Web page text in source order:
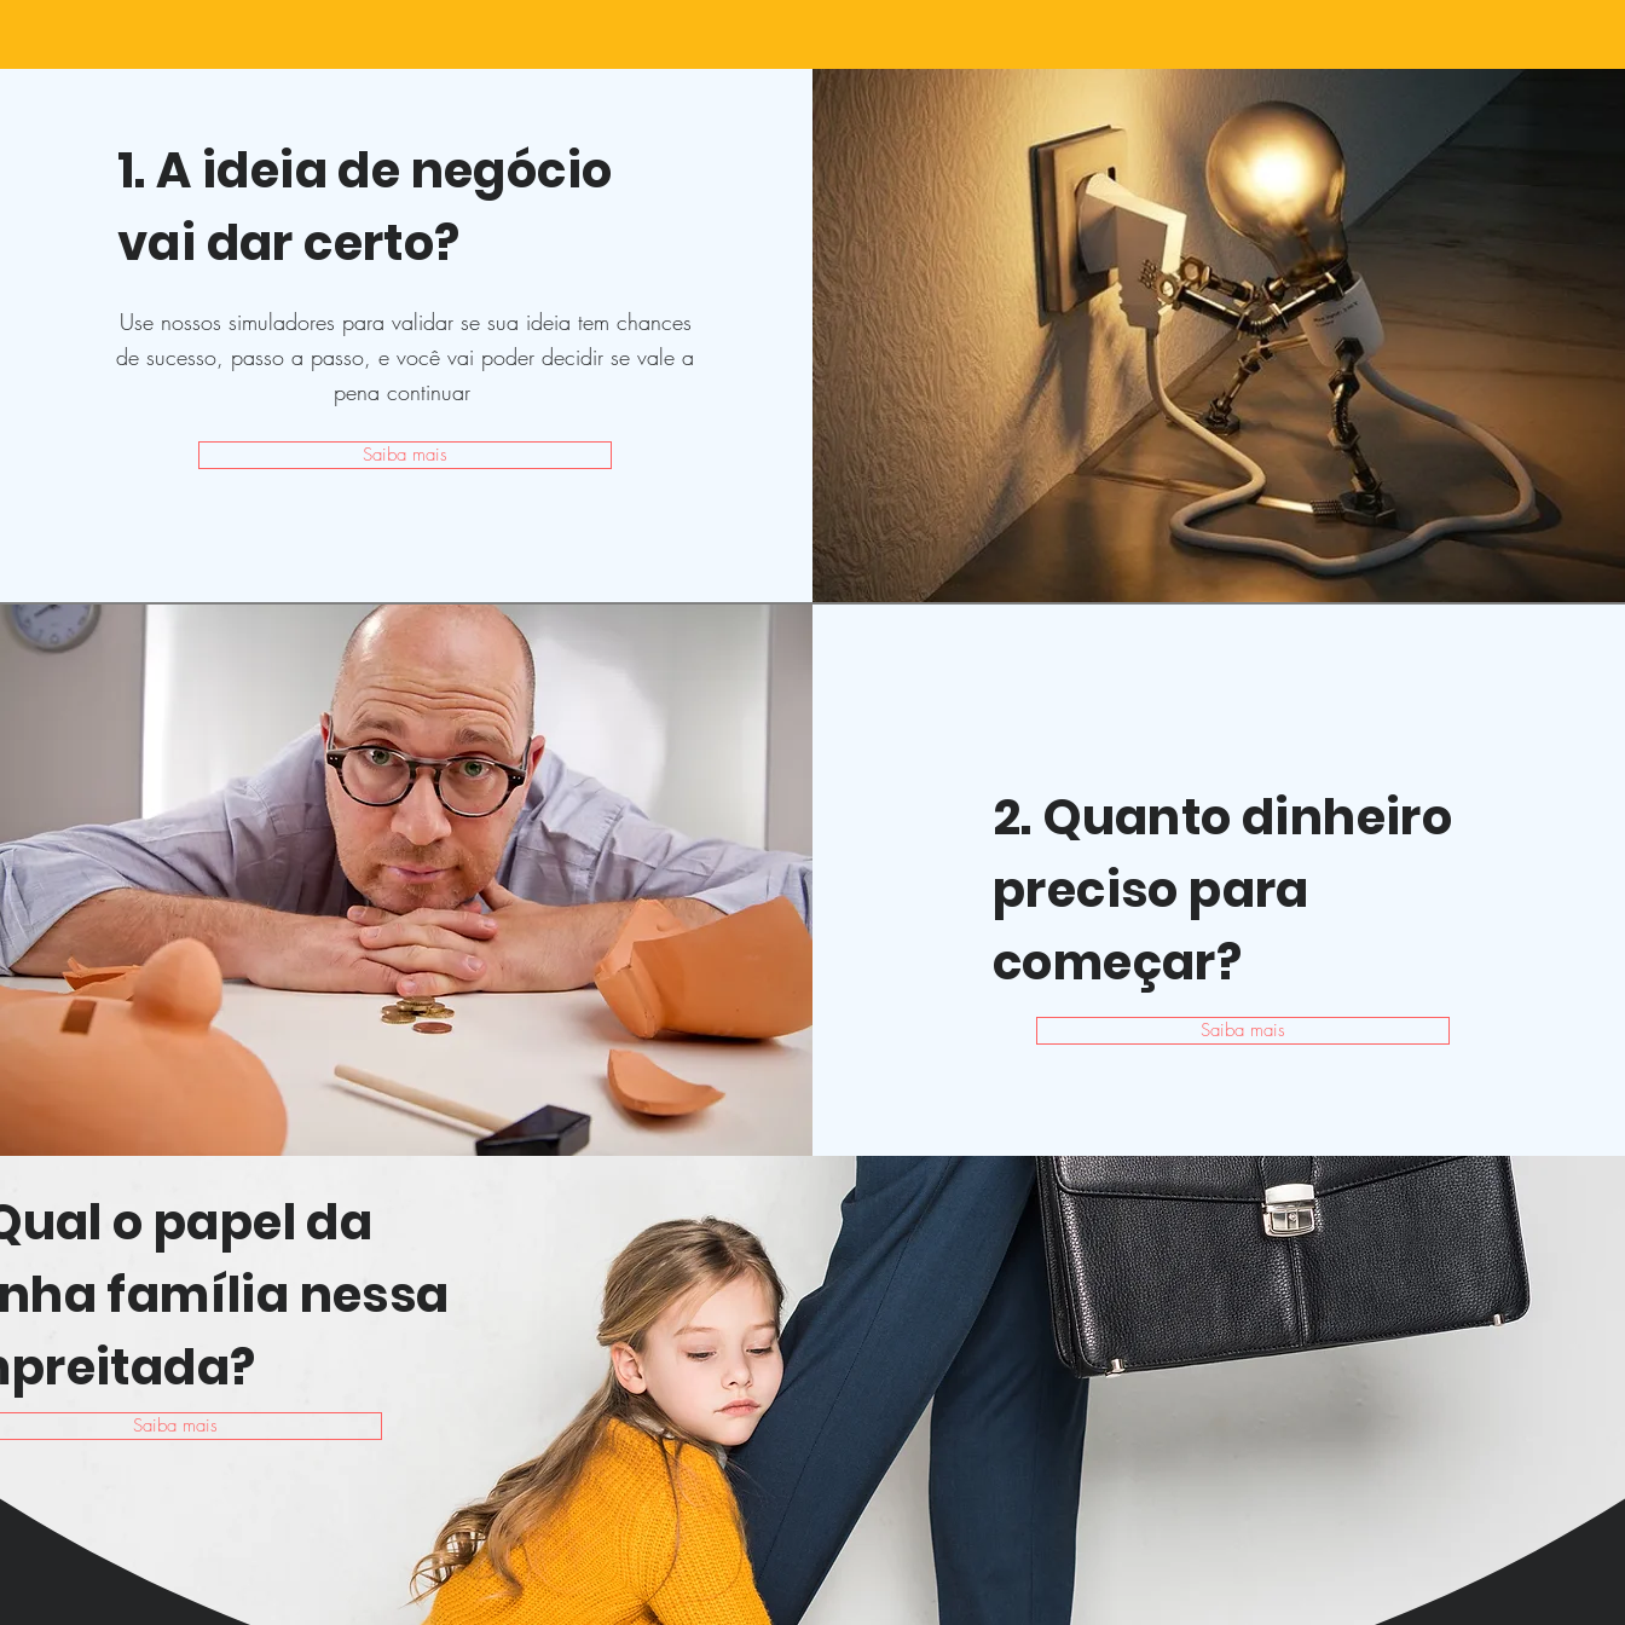
Read More
1. A ideia de negócio
vai dar certo?
Use nossos simuladores para validar se sua ideia tem chances
de sucesso, passo a passo, e você vai poder decidir se vale a
pena continuar
Saiba mais
2. Quanto dinheiro
preciso para
começar?
Saiba mais
o papel da
família nessa
Saiba mais